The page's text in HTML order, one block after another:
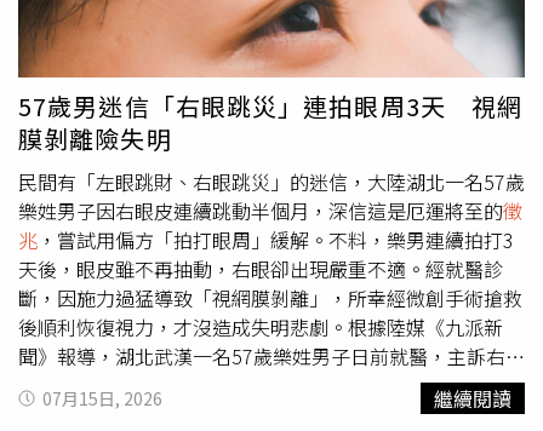
眾無須盲目追求昂貴且缺乏科學實證的長壽偏方。對於如何
保護極度脆弱且無法再生的心臟與大腦，最有效且具備豐富
科學實證的策略依然回歸健康生活型態，包括維持規律且充
足的睡眠、均衡營養飲食、保持適度運動習慣以及良好管理
日常壓力，持之以恆地落實健康生活，才是現階段延年益壽
的最佳途徑。
開冷氣後，導致室內外溫差過大，還有空氣污染跟過敏原增
加，同樣使「病毒感染後咳嗽」還可能持續數週。對此，黃
軒醫師提醒，面對這波多重病毒夾擊的夏季疫情，民眾千萬
不可掉以輕心。若發現自身或家人咳嗽症狀持續超過3週，
或是伴隨有持續高燒、呼吸困難、胸痛、咳血、血氧濃度下
降等危險徵兆，應立即就醫檢查。黃軒醫師也說，日常生活
中則應維持戴口罩、勤洗手等良好衛生習慣，並踴躍接種疫
苗、適時進行快篩，以防範病毒進一步擴散。
57歲男迷信「右眼跳災」連拍眼周3天 視網
膜剝離險失明
民間有「左眼跳財、右眼跳災」的迷信，大陸湖北一名57歲
樂姓男子因右眼皮連續跳動半個月，深信這是厄運將至的徵
兆 ，嘗試用偏方「拍打眼周」緩解。不料，樂男連續拍打3
天後，眼皮雖不再抽動，右眼卻出現嚴重不適。經就醫診
斷，因施力過猛導致「視網膜剝離」，所幸經微創手術搶救
後順利恢復視力，才沒造成失明悲劇。根據陸媒《九派新
聞》報導，湖北武漢一名57歲樂姓男子日前就醫，主訴右眼
視野大幅收窄和餘光完全喪失，且眼前出現明顯遮擋感。經
眼科醫師彭志華詳細問診與排查，確診裂孔性視網膜剝離；
07月15日, 2026 繼續閱讀